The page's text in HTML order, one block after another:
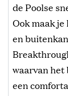
de Poolse
Ook maak
en
waarvan het
een